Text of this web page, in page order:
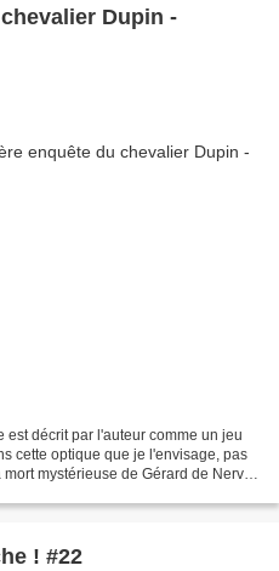
Dupin -
est décrit par l'auteur comme un jeu
cette optique que je l'envisage, pas
mystérieuse de Gérard de Nerval
! #22